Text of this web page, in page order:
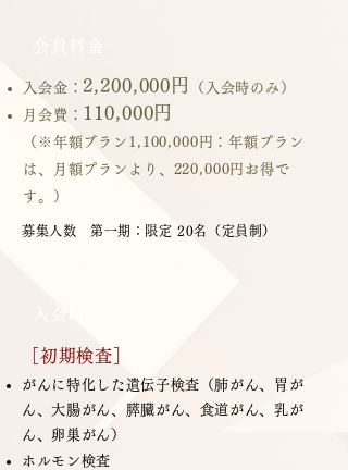
入会金： 2,200,000円
（入会時のみ）
月会費： 110,000円
（※年額ブラン1,100,000円：年額プラン
は、月額プランより、220,000円お得で
す。）
​募集人数 第一期：限定 20名（定員制）
［初期検査］
がんに特化した遺伝子検査（肺がん、胃が
ん、大腸がん、膵臓がん、食道がん、乳が
ん、卵巣がん）
ホルモン検査